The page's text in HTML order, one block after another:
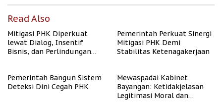
Read Also
Mitigasi PHK Diperkuat
lewat Dialog, Insentif
Bisnis, dan Perlindungan
Pemerintah Perkuat Sinergi
Mitigasi PHK Demi
Stabilitas Ketenagakerjaan
Pemerintah Bangun Sistem
Deteksi Dini Cegah PHK
Mewaspadai Kabinet
Bayangan: Ketidakjelasan
Legitimasi Moral dan